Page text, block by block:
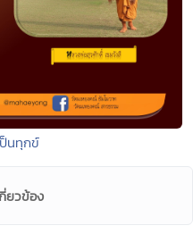
นทุกข์
ยวข้อง